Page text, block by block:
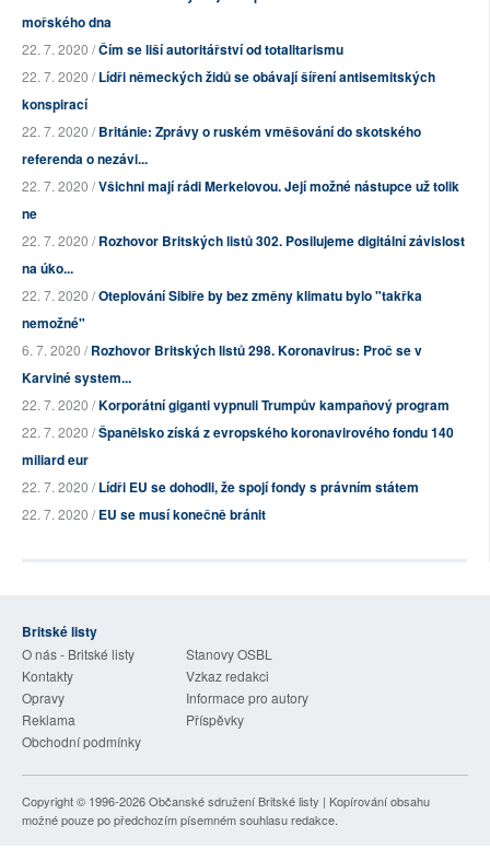
mořského dna
22. 7. 2020 /Čím se liší autoritářství od totalitarismu
22. 7. 2020 /Lídři německých židů se obávají šíření antisemitských
konspirací
22. 7. 2020 /Británie: Zprávy o ruském vměšování do skotského
referenda o nezávi...
22. 7. 2020 /Všichni mají rádi Merkelovou. Její možné nástupce už tolik
ne
22. 7. 2020 /Rozhovor Britských listů 302. Posilujeme digitální závislost
na úko...
22. 7. 2020 /Oteplování Sibiře by bez změny klimatu bylo "takřka
nemožné"
6. 7. 2020 /Rozhovor Britských listů 298. Koronavirus: Proč se v
Karviné system...
22. 7. 2020 /Korporátní giganti vypnuli Trumpův kampaňový program
22. 7. 2020 /Španělsko získá z evropského koronavirového fondu 140
miliard eur
22. 7. 2020 /Lídři EU se dohodli, že spojí fondy s právním státem
22. 7. 2020 /EU se musí konečně bránit
Britské listy
O nás - Britské listy
Stanovy OSBL
Kontakty
Vzkaz redakci
Opravy
Informace pro autory
Reklama
Příspěvky
Obchodní podmínky
Copyright © 1996-2026Občanské sdružení Britské listy | Kopírování obsahu
možné pouze po předchozím písemném souhlasu redakce.